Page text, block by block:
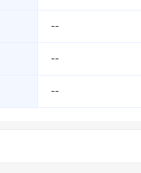
--
--
--